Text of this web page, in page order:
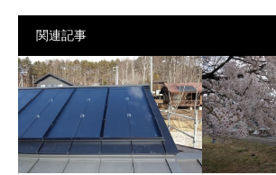
関連記事